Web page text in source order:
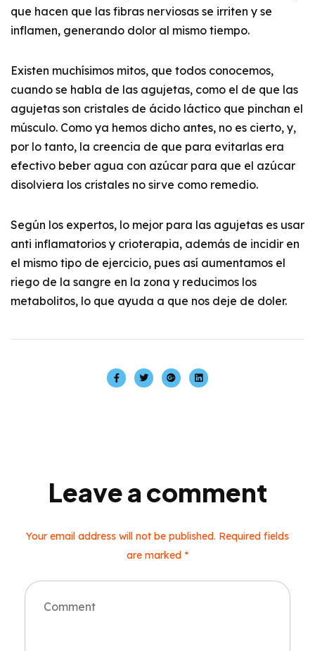
que hacen que las fibras nerviosas se irriten y se
inflamen, generando dolor al mismo tiempo.
Existen muchísimos mitos, que todos conocemos,
cuando se habla de las agujetas, como el de que las
agujetas son cristales de ácido láctico que pinchan el
músculo. Como ya hemos dicho antes, no es cierto, y,
por lo tanto, la creencia de que para evitarlas era
efectivo beber agua con azúcar para que el azúcar
disolviera los cristales no sirve como remedio.
Según los expertos, lo mejor para las agujetas es usar
anti inflamatorios y crioterapia, además de incidir en
el mismo tipo de ejercicio, pues así aumentamos el
riego de la sangre en la zona y reducimos los
metabolitos, lo que ayuda a que nos deje de doler.
Leave a comment
Your email address will not be published. Required fields
are marked *